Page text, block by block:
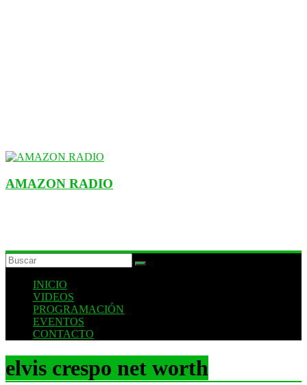
AMAZON RADIO
INICIO
VIDEOS
PROGRAMACIÓN
EVENTOS
CONTACTO
elvis crespo net worth